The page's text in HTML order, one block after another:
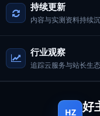
持续更新
内容与实测资料持续
行业观察
追踪云服务与站长生
HZ 好